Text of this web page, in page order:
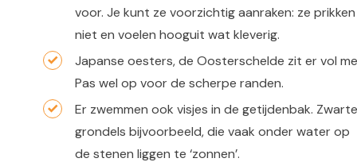
voor. Je kunt ze voorzichtig aanraken: ze prikken
niet en voelen hooguit wat kleverig.
Japanse oesters, de Oosterschelde zit er vol
Pas wel op voor de scherpe randen.
Er zwemmen ook visjes in de getijdenbak.
grondels bijvoorbeeld, die vaak onder water op
de stenen liggen te ‘zonnen’.